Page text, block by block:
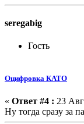
seregabig
Гость
Оцифровка КАТО
« Ответ #4 : 23
Ну тогда сразу за